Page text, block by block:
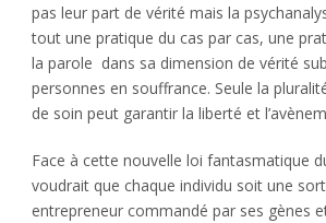
pas leur part de vérité mais la
tout une pratique du cas par cas, une
la parole dans sa dimension de vérité
personnes en souffrance. Seule la
de soin peut garantir la liberté et
Face à cette nouvelle loi fantasmatique
voudrait que chaque individu soit une
entrepreneur commandé par ses gènes